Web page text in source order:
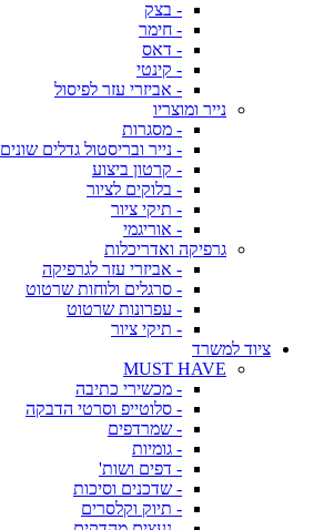
- בצק
- חימר
- דאס
- קינטי
- אביזרי עזר לפיסול
נייר ומוצריו
- מסגרות
- נייר ובריסטול גדלים שונים
- קרטון ביצוע
- בלוקים לציור
- תיקי ציור
- אוריגמי
גרפיקה ואדריכלות
- אביזרי עזר לגרפיקה
- סרגלים ולוחות שרטוט
- עפרונות שרטוט
- תיקי ציור
ציוד למשרד
MUST HAVE
- מכשירי כתיבה
- סלוטייפ וסרטי הדבקה
- שמרדפים
- גומיות
- דפים ושות'
- שדכנים וסיכות
- תיוק וקלסרים